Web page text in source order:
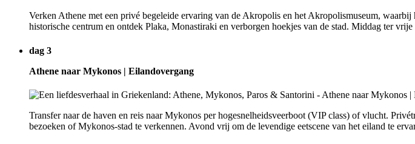
Verken Athene met een privé begeleide ervaring van de Akropolis en het Akropolismuseum,
historische centrum en ontdek Plaka, Monastiraki en verborgen hoekjes van de stad. Middag ter
dag 3
Athene naar Mykonos | Eilandovergang
Transfer naar de haven en reis naar Mykonos per hogesnelheidsveerboot (VIP class) of vlucht.
bezoeken of Mykonos-stad te verkennen. Avond vrij om de levendige eetscene van het eiland te